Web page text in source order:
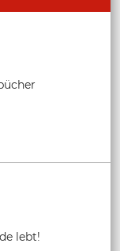
lebt!